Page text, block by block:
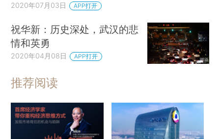
2020年07月03日 APP打开
祝华新：历史深处，武汉的悲
情和英勇
2020年04月08日 APP打开
推荐阅读